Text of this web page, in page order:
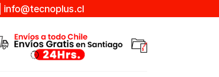
info@tecnoplus.cl